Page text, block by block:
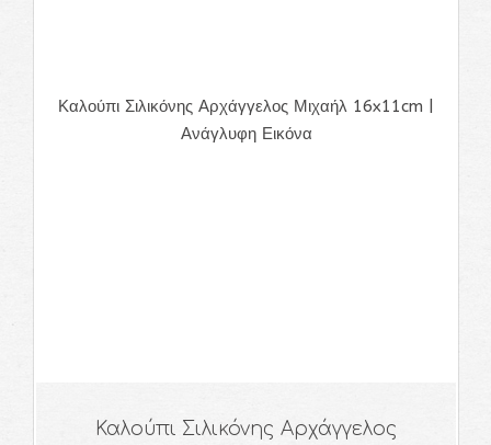
Καλούπι Σιλικόνης Αρχάγγελος Μιχαήλ 16x11cm |
Ανάγλυφη Εικόνα
Καλούπι Σιλικόνης Αρχάγγελος